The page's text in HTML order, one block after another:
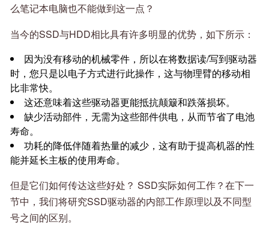
么笔记本电脑也不能做到这一点？
当今的SSD与HDD相比具有许多明显的优势，如下所示：
因为没有移动的机械零件，所以在将数据读/写到驱动器
时​​，您只是以电子方式进行此操作，这与物理臂的移动相
比非常快。
这还意味着这些驱动器更能抵抗颠簸和跌落损坏。
缺少活动部件，无需为这些部件供电，从而节省了电池
寿命。
功耗的降低伴随着热量的减少，这有助于提高机器的性
能并延长主板的使用寿命。
但是它们如何传达这些好处？ SSD实际如何工作？在下一
节中，我们将研究SSD驱动器的内部工作原理以及不同型
号之间的区别。